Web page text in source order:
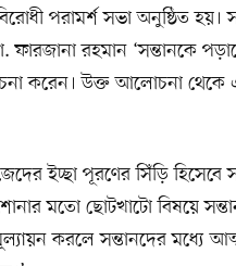
পরামর্শ সভা অনুষ্ঠিত
ফারজানা রহমান ‘সন্তানকে
করেন। উক্ত আলোচনা থেকে
ইচ্ছা পূরণের সিঁড়ি হিসেবে
মতো ছোটখাটো বিষয়ে
করলে সন্তানদের মধ্যে